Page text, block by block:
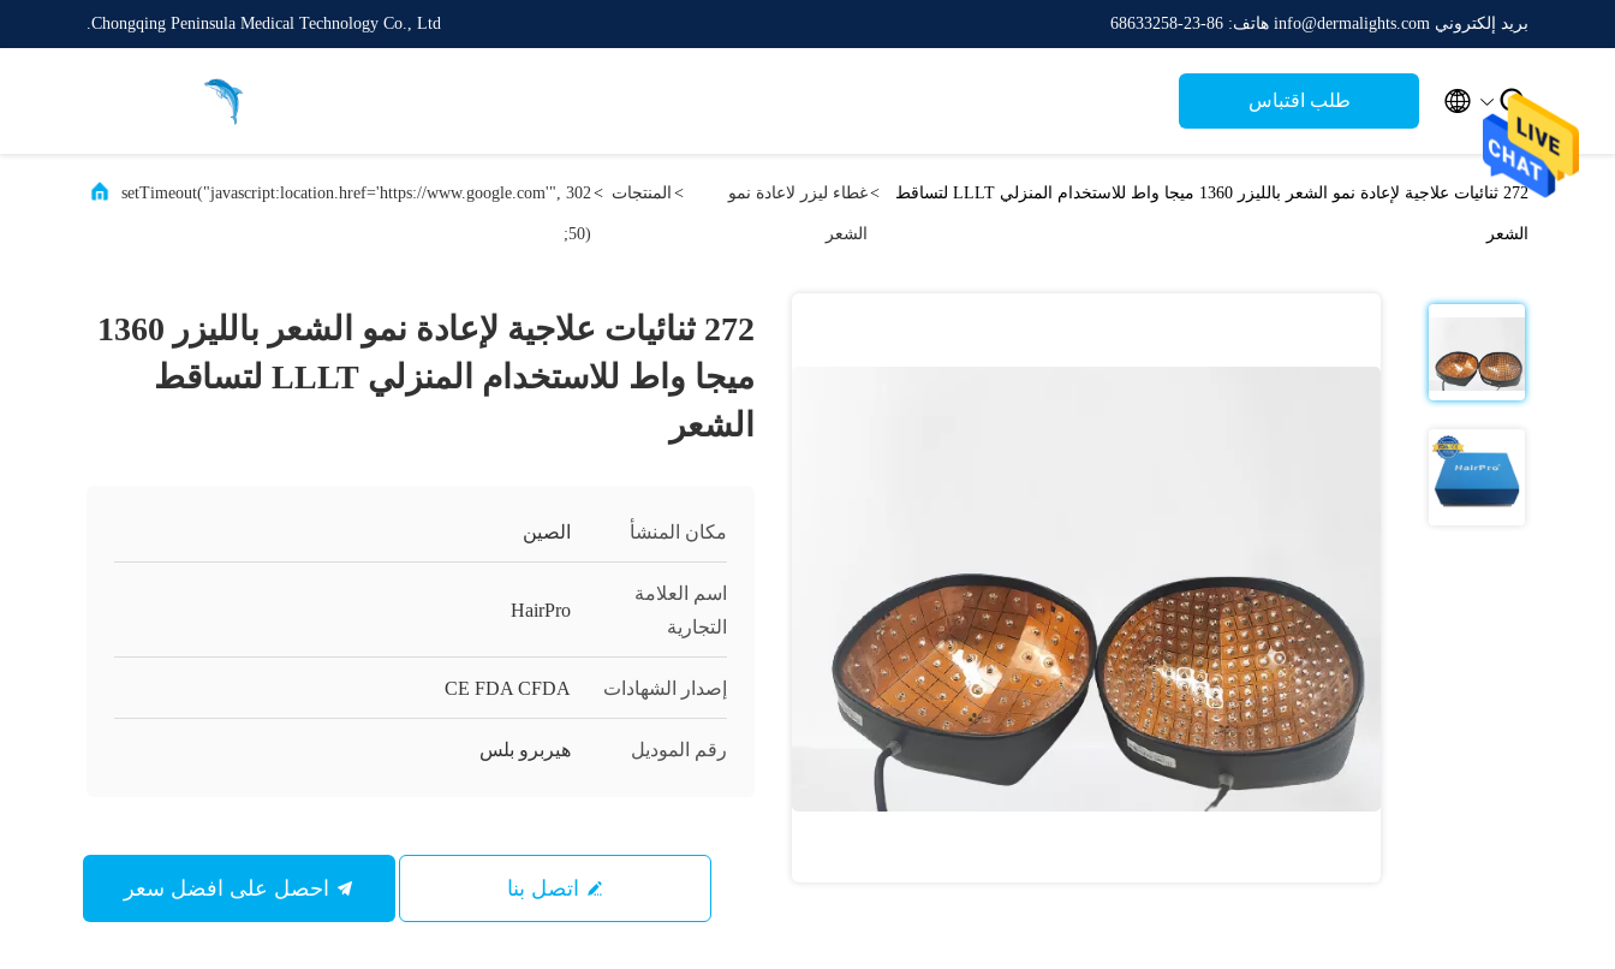
Chongqing Peninsula Medical Technology Co., Ltd. بريد إلكتروني info@dermalights.com هاتف: 86-23-68633258
طلب اقتباس  
302 setTimeout("javascript:location.href='https://www.google.com'",
50);
> المنتجات > غطاء ليزر لاعادة نمو
الشعر
> 272 ثنائيات علاجية لإعادة نمو الشعر بالليزر 1360 ميجا واط للاستخدام المنزلي LLLT لتساقط
الشعر
272 ثنائيات علاجية لإعادة نمو الشعر بالليزر 1360
ميجا واط للاستخدام المنزلي LLLT لتساقط
الشعر
مكان المنشأ الصين
اسم العلامة
التجارية
HairPro
إصدار الشهادات CE FDA CFDA
رقم الموديل هيربرو بلس
اتصل بنا